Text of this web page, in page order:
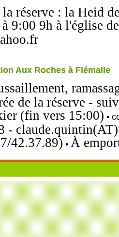
réserve : la Heid
à 9:00 9h à l'église
Aux Roches à Flémalle
de la réserve -
(fin vers 15:00) •
-
42.37.89) • À